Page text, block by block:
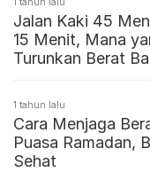
Jalan Kaki 45
15 Menit, Mana
Turunkan Berat
1 tahun lalu
Cara Menjaga
Puasa Ramadan,
Sehat